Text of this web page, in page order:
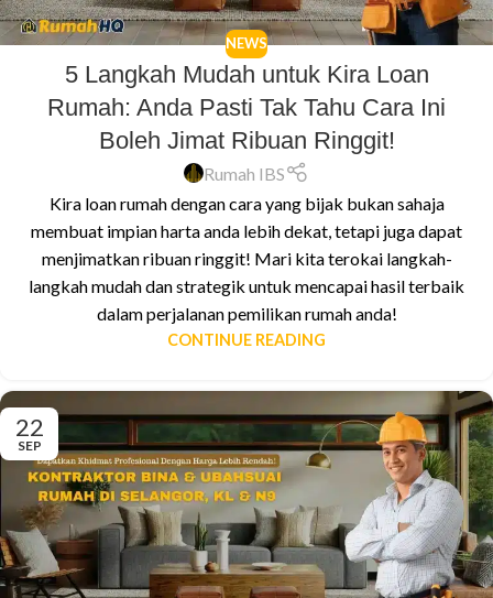
NEWS
5 Langkah Mudah untuk Kira Loan
Rumah: Anda Pasti Tak Tahu Cara Ini
Boleh Jimat Ribuan Ringgit!
Rumah IBS
Kira loan rumah dengan cara yang bijak bukan sahaja
membuat impian harta anda lebih dekat, tetapi juga dapat
menjimatkan ribuan ringgit! Mari kita terokai langkah-
langkah mudah dan strategik untuk mencapai hasil terbaik
dalam perjalanan pemilikan rumah anda!
CONTINUE READING
22
SEP